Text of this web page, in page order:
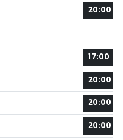
20:00
17:00
20:00
20:00
20:00